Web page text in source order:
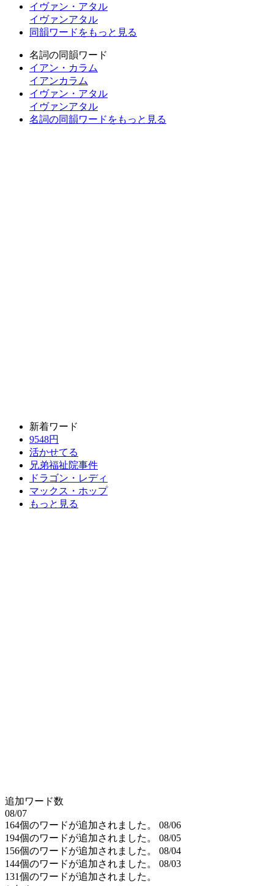
イヴァン・アタル
イヴァンアタル
同韻ワードをもっと見る
名詞の同韻ワード
イアン・カラム
イアンカラム
イヴァン・アタル
イヴァンアタル
名詞の同韻ワードをもっと見る
新着ワード
9548円
活かせてる
兄弟福祉院事件
ドラゴン・レディ
マックス・ホップ
もっと見る
追加ワード数
08/07
164個のワードが追加されました。
08/06
194個のワードが追加されました。
08/05
156個のワードが追加されました。
08/04
144個のワードが追加されました。
08/03
131個のワードが追加されました。